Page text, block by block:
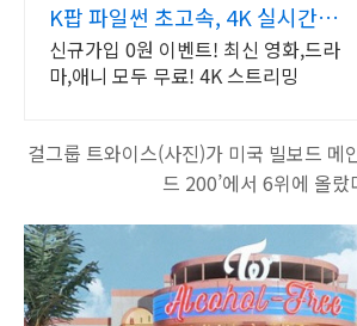
K팝 파일썬 초고속, 4K 실시간 보
기!
신규가입 0원 이벤트! 최신 영화,드라
마,애니 모두 무료! 4K 스트리밍
걸그룹 트와이스(사진)가 미국 빌보드 메
드 200’에서 6위에 올랐